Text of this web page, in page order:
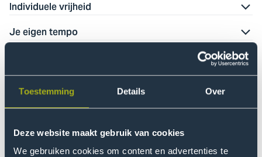
Toestemming Details Over
Deze website maakt gebruik van cookies
We gebruiken cookies om content en advertenties te
Individuele vrijheid
Je eigen tempo
Benieuwd wat hier te zien is? Accepteer
dan de marketingcookies.
Cookie instellingen
Voorlichting
We helpen je graag met een studiekeuze die aansluit bij
jouw wensen en agenda.